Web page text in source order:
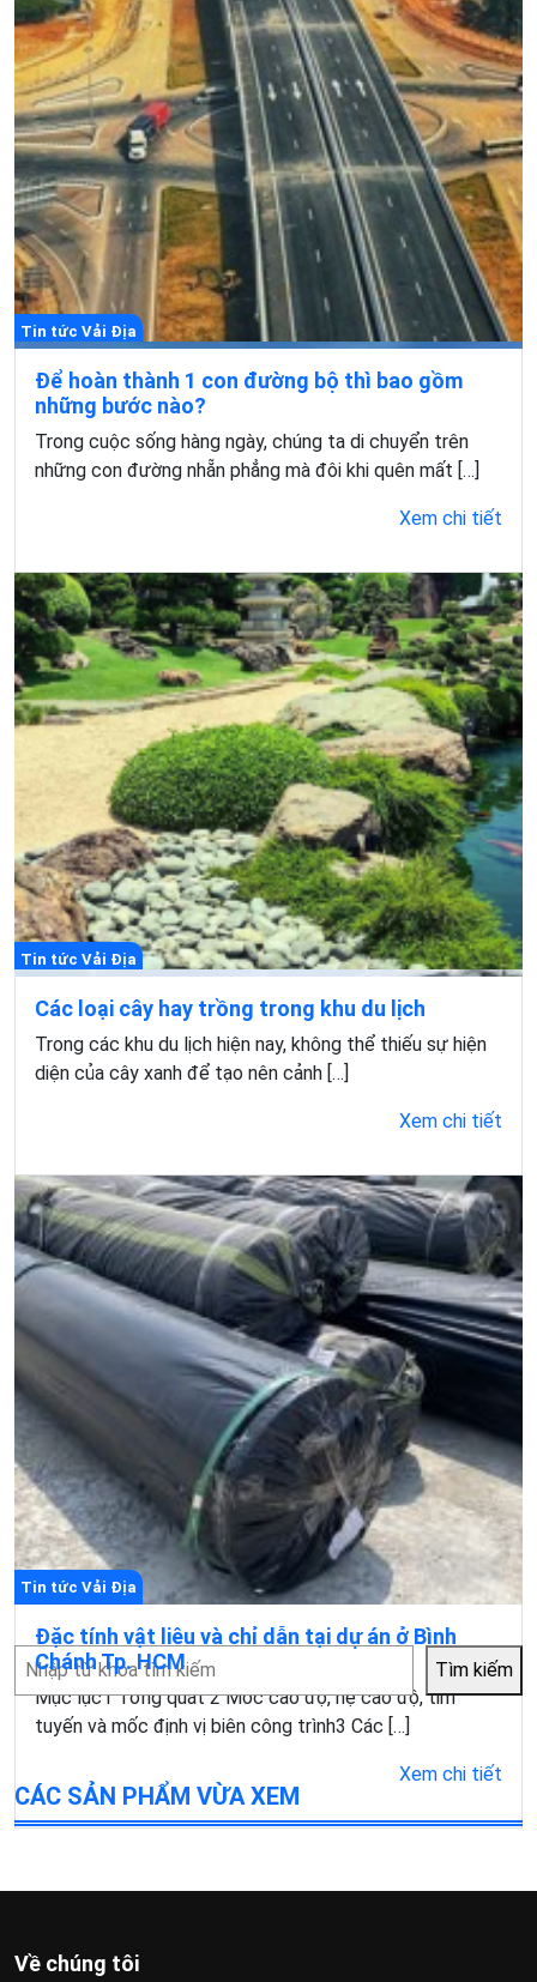
Tin tức Vải Địa
Để hoàn thành 1 con đường bộ thì bao gồm
những bước nào?
Trong cuộc sống hàng ngày, chúng ta di chuyển trên
những con đường nhẵn phẳng mà đôi khi quên mất […]
Xem chi tiết
Tin tức Vải Địa
Các loại cây hay trồng trong khu du lịch
Trong các khu du lịch hiện nay, không thể thiếu sự hiện
diện của cây xanh để tạo nên cảnh […]
Xem chi tiết
Tin tức Vải Địa
Đặc tính vật liêu và chỉ dẫn tại dự án ở Bình
Chánh Tp. HCM
Mục lục1 Tổng quát 2 Móc cao độ, hệ cao độ, tim
tuyến và mốc định vị biên công trình3 Các […]
Xem chi tiết
Tìm
kiếm
Tìm kiếm
CÁC SẢN PHẨM VỪA XEM
Về chúng tôi